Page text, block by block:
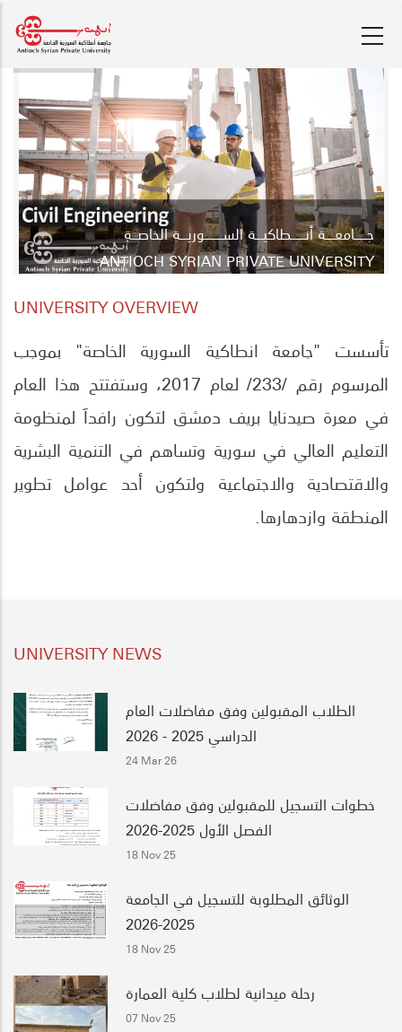
main
content
جـــــــامعـــــة أنــــــــطاكيــــة الســــــــــوريــــة الخاصـــة
ANTIOCH SYRIAN PRIVATE UNIVERSITY
UNIVERSITY OVERVIEW
تأسست "جامعة انطاكية السورية الخاصة" بموجب
المرسوم رقم /233/ لعام 2017، وستفتتح هذا العام
في معرة صيدنايا بريف دمشق لتكون رافداَ لمنظومة
التعليم العالي في سورية وتساهم في التنمية البشرية
والاقتصادية والاجتماعية ولتكون أحد عوامل تطوير
المنطقة وازدهارها.
UNIVERSITY NEWS
الطلاب المقبولين وفق مفاضلات العام
الدراسي 2025 - 2026
24 Mar 26
خطوات التسجيل للمقبولين وفق مفاضلات
الفصل الأول 2025-2026
18 Nov 25
الوثائق المطلوبة للتسجيل في الجامعة
2025-2026
18 Nov 25
رحلة ميدانية لطلاب كلية العمارة
07 Nov 25